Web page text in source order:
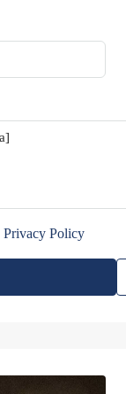
Privacy Policy